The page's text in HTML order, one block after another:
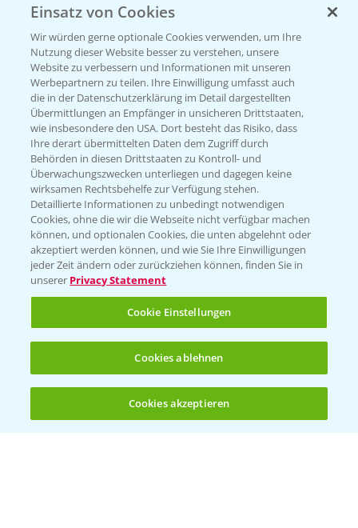
(noch 4)
Beratung auf WhatsApp
T.+49 (0)174 346 564 1
KONTAKT
Hilfe in Notfällen
T.+49 (0)214/30-20220
Folgen Sie uns
Allgemeine Nutzungsbedingungen
Datenschutzerklärung
Impressum
Gebrauchshinweise
Einsatz von Cookies
Wir würden gerne optionale Cookies verwenden, um Ihre
Nutzung dieser Website besser zu verstehen, unsere
Website zu verbessern und Informationen mit unseren
Werbepartnern zu teilen. Ihre Einwilligung umfasst auch
die in der Datenschutzerklärung im Detail dargestellten
Übermittlungen an Empfänger in unsicheren Drittstaaten,
wie insbesondere den USA. Dort besteht das Risiko, dass
Ihre derart übermittelten Daten dem Zugriff durch
Behörden in diesen Drittstaaten zu Kontroll- und
Überwachungszwecken unterliegen und dagegen keine
wirksamen Rechtsbehelfe zur Verfügung stehen.
Detaillierte Informationen zu unbedingt notwendigen
Cookies, ohne die wir die Webseite nicht verfügbar machen
können, und optionalen Cookies, die unten abgelehnt oder
akzeptiert werden können, und wie Sie Ihre Einwilligungen
jeder Zeit ändern oder zurückziehen können, finden Sie in
unserer Privacy Statement
Cookie Einstellungen
Cookies ablehnen
Cookies akzeptieren